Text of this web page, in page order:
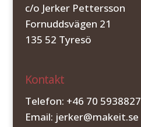
c/o Jerker Pettersson
Fornuddsvägen 21
135 52 Tyresö
Kontakt
Telefon: +46 70 5938827
Email: jerker@makeit.se